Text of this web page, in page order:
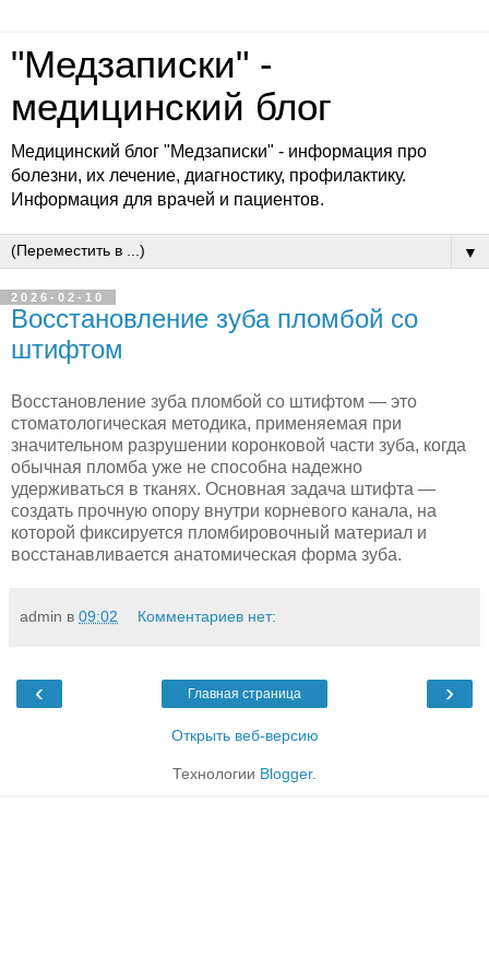
"Медзаписки" -
медицинский блог
Медицинский блог "Медзаписки" - информация про
болезни, их лечение, диагностику, профилактику.
Информация для врачей и пациентов.
▼
2026-02-10
Восстановление зуба пломбой со
штифтом
Восстановление зуба пломбой со штифтом — это
стоматологическая методика, применяемая при
значительном разрушении коронковой части зуба, когда
обычная пломба уже не способна надежно
удерживаться в тканях. Основная задача штифта —
создать прочную опору внутри корневого канала, на
которой фиксируется пломбировочный материал и
восстанавливается анатомическая форма зуба.
admin в 09:02 Комментариев нет:
‹ ›
Главная страница
Открыть веб-версию
Технологии Blogger.